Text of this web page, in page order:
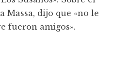
Massa, dijo que «no le
fueron amigos».